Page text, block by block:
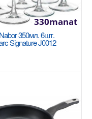
Shiny Graphite
графит, 320 мл.
350мл. 6шт.
Signature J0012
330manat